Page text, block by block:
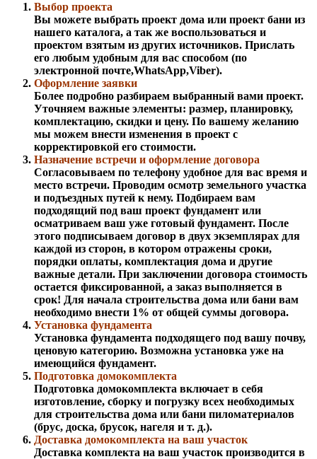
Выбор проекта
Вы можете выбрать проект дома или проект бани из
нашего каталога, а так же воспользоваться и
проектом взятым из других источников. Прислать
его любым удобным для вас способом (по
электронной почте,WhatsApp,Viber).
Оформление заявки
Более подробно разбираем выбранный вами проект.
Уточняем важные элементы: размер, планировку,
комплектацию, скидки и цену. По вашему желанию
мы можем внести изменения в проект с
корректировкой его стоимости.
Назначение встречи и оформление договора
Согласовываем по телефону удобное для вас время и
место встречи. Проводим осмотр земельного участка
и подъездных путей к нему. Подбираем вам
подходящий под ваш проект фундамент или
осматриваем ваш уже готовый фундамент. После
этого подписываем договор в двух экземплярах для
каждой из сторон, в котором отражены сроки,
порядки оплаты, комплектация дома и другие
важные детали. При заключении договора стоимость
остается фиксированной, а заказ выполняется в
срок! Для начала строительства дома или бани вам
необходимо внести 1% от общей суммы договора.
Установка фундамента
Установка фундамента подходящего под вашу почву,
ценовую категорию. Возможна установка уже на
имеющийся фундамент.
Подготовка домокомплекта
Подготовка домокомплекта включает в себя
изготовление, сборку и погрузку всех необходимых
для строительства дома или бани пиломатериалов
(брус, доска, брусок, нагеля и т. д.).
Доставка домокомплекта на ваш участок
Доставка комплекта на ваш участок производится в